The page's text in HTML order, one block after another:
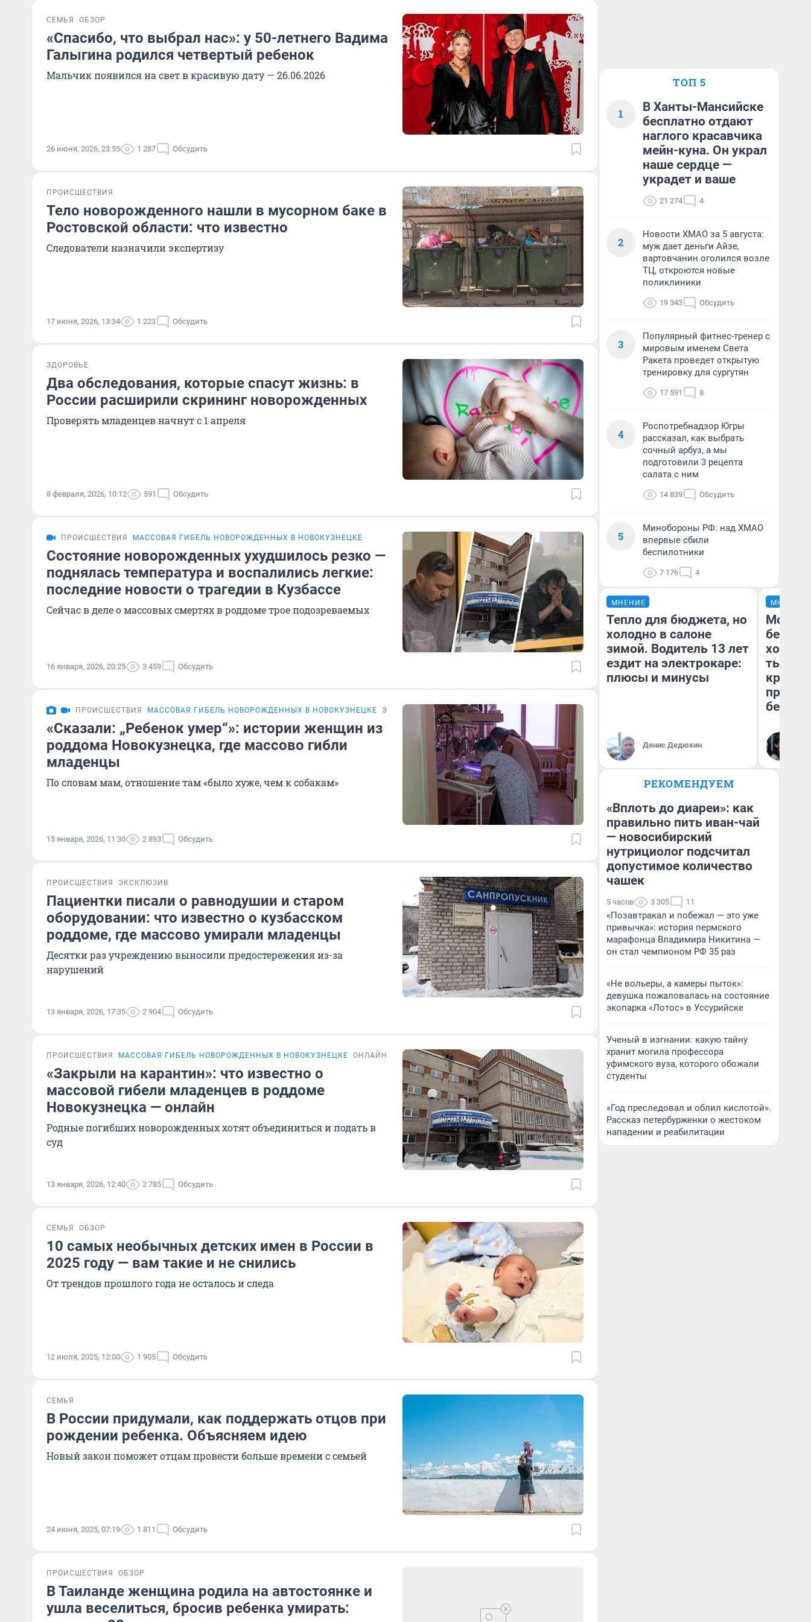
СЕМЬЯ ОБЗОР
«Спасибо, что выбрал нас»: у 50-летнего Вадима
Галыгина родился четвертый ребенок
Мальчик появился на свет в красивую дату — 26.06.2026
26 июня, 2026, 23:55 1 287 Обсудить
ПРОИСШЕСТВИЯ
Тело новорожденного нашли в мусорном баке в
Ростовской области: что известно
Следователи назначили экспертизу
17 июня, 2026, 13:34 1 223 Обсудить
ЗДОРОВЬЕ
Два обследования, которые спасут жизнь: в
России расширили скрининг новорожденных
Проверять младенцев начнут с 1 апреля
8 февраля, 2026, 10:12 591 Обсудить
ПРОИСШЕСТВИЯ МАССОВАЯ ГИБЕЛЬ НОВОРОЖДЕННЫХ В НОВОКУЗНЕЦКЕ
Состояние новорожденных ухудшилось резко —
поднялась температура и воспалились легкие:
последние новости о трагедии в Кузбассе
Сейчас в деле о массовых смертях в роддоме трое подозреваемых
16 января, 2026, 20:25 3 459 Обсудить
ПРОИСШЕСТВИЯ МАССОВАЯ ГИБЕЛЬ НОВОРОЖДЕННЫХ В НОВОКУЗНЕЦКЕ ЭКСКЛЮЗИВ
«Сказали: „Ребенок умер“»: истории женщин из
роддома Новокузнецка, где массово гибли
младенцы
По словам мам, отношение там «было хуже, чем к собакам»
15 января, 2026, 11:30 2 893 Обсудить
ПРОИСШЕСТВИЯ ЭКСКЛЮЗИВ
Пациентки писали о равнодушии и старом
оборудовании: что известно о кузбасском
роддоме, где массово умирали младенцы
Десятки раз учреждению выносили предостережения из-за
нарушений
13 января, 2026, 17:35 2 904 Обсудить
ПРОИСШЕСТВИЯ МАССОВАЯ ГИБЕЛЬ НОВОРОЖДЕННЫХ В НОВОКУЗНЕЦКЕ ОНЛАЙН-ТРАНСЛЯЦИЯ
«Закрыли на карантин»: что известно о
массовой гибели младенцев в роддоме
Новокузнецка — онлайн
Родные погибших новорожденных хотят объединиться и подать в
суд
13 января, 2026, 12:40 2 785 Обсудить
СЕМЬЯ ОБЗОР
10 самых необычных детских имен в России в
2025 году — вам такие и не снились
От трендов прошлого года не осталось и следа
12 июля, 2025, 12:00 1 905 Обсудить
СЕМЬЯ
В России придумали, как поддержать отцов при
рождении ребенка. Объясняем идею
Новый закон поможет отцам провести больше времени с семьей
24 июня, 2025, 07:19 1 811 Обсудить
ПРОИСШЕСТВИЯ ОБЗОР
В Таиланде женщина родила на автостоянке и
ушла веселиться, бросив ребенка умирать:
ТОП 5
1
В Ханты-Мансийске
бесплатно отдают
наглого красавчика
мейн-куна. Он украл
наше сердце —
украдет и ваше
21 274 4
2
Новости ХМАО за 5 августа:
муж дает деньги Айзе,
вартовчанин оголился возле
ТЦ, откроются новые
поликлиники
19 343 Обсудить
3
Популярный фитнес-тренер с
мировым именем Света
Ракета проведет открытую
тренировку для сургутян
17 591 8
4
Роспотребнадзор Югры
рассказал, как выбрать
сочный арбуз, а мы
подготовили 3 рецепта
салата с ним
14 839 Обсудить
5
Минобороны РФ: над ХМАО
впервые сбили
беспилотники
7 176 4
МНЕНИЕ
Тепло для бюджета, но
холодно в салоне
зимой. Водитель 13 лет
ездит на электрокаре:
плюсы и минусы
Денис Дедюхин
МНЕНИЕ
Мой
хотела
тысяч,
РЕКОМЕНДУЕМ
«Вплоть до диареи»: как
правильно пить иван-чай
— новосибирский
нутрициолог подсчитал
допустимое количество
чашек
5 часов 3 305 11
«Позавтракал и побежал — это уже
привычка»: история пермского
марафонца Владимира Никитина —
он стал чемпионом РФ 35 раз
«Не вольеры, а камеры пыток»:
девушка пожаловалась на состояние
экопарка «Лотос» в Уссурийске
Ученый в изгнании: какую тайну
хранит могила профессора
уфимского вуза, которого обожали
студенты
«Год преследовал и облил кислотой».
Рассказ петербурженки о жестоком
нападении и реабилитации